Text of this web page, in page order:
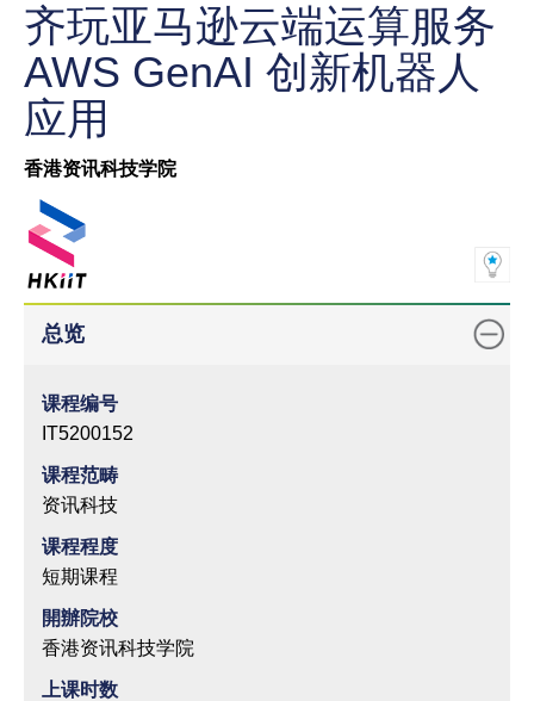
齐玩亚马逊云端运算服务
AWS GenAI 创新机器人
应用
香港资讯科技学院
总览
课程编号
IT5200152
课程范畴
资讯科技
课程程度
短期课程
開辦院校
香港资讯科技学院
上课时数